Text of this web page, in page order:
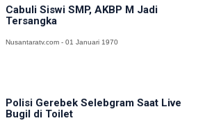
Cabuli Siswi SMP, AKBP M Jadi
Tersangka
Nusantaratv.com - 01 Januari 1970
Polisi Gerebek Selebgram Saat Live
Bugil di Toilet